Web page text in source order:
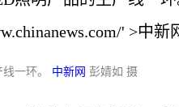
一环。 中新网 彭婧如 摄